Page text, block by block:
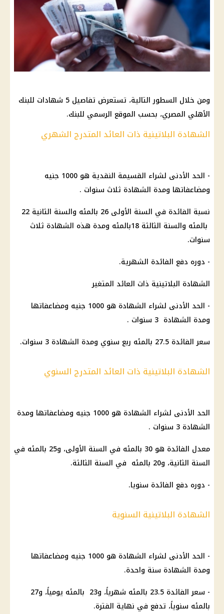
ومن خلال السطور التالية، تستعرض تفاصيل 5 شهادات للبنك
الأهلي المصري، بحسب الموقع الرسمي للبنك.
الشهادة البلاتينية ذات العائد المتدرج الشهري
- الحد الأدنى لشراء القسيمة النقدية هو 1000 جنيه
ومضاعفاتها ومدة الشهادة ثلاث سنوات .
نسبة الفائدة في السنة الأولى 26 بالمئه والسنة الثانية 22
بالمئه والسنة الثالثة 18بالمئه ومدة هذه الشهادة ثلاث
سنوات.
- دوره دفع الفائدة الشهرية.
الشهادة البلاتينية ذات العائد المتغير
- الحد الأدنى لشراء الشهادة هو 1000 جنيه ومضاعفاتها
ومدة الشهادة 3 سنوات .
سعر الفائدة 27.5 بالمئه ربع سنوي ومدة الشهادة 3 سنوات.
الشهادة البلاتينية ذات العائد المتدرج السنوي
الحد الأدنى لشراء الشهادة هو 1000 جنيه ومضاعفاتها ومدة
الشهادة 3 سنوات .
معدل الفائدة هو 30 بالمئه في السنة الأولى، و25 بالمئه في
السنة الثانية، و20 بالمئه في السنة الثالثة.
- دوره دفع الفائدة سنويا.
الشهادة البلاتينية السنوية
- الحد الأدنى لشراء الشهادة هو 1000 جنيه ومضاعفاتها
ومدة الشهادة سنة واحدة.
- سعر الفائدة 23.5 بالمئه شهرياً، و23 بالمئه يومياً، و27
بالمئه سنوياً، تدفع في نهاية الفترة.